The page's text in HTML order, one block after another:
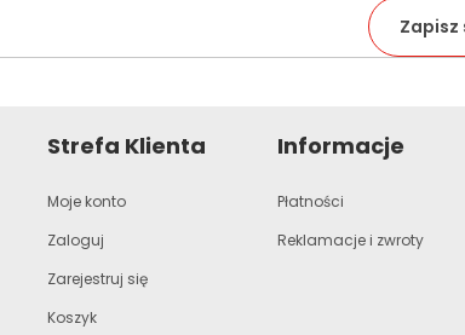
Strefa Klienta
Moje konto
Zaloguj
Zarejestruj się
Koszyk
Informacje
Płatności
Reklamacje i zwroty